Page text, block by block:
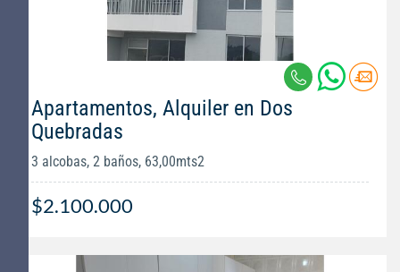
Apartamentos, Alquiler en Dos
Quebradas
3 alcobas, 2 baños, 63,00mts2
$2.100.000